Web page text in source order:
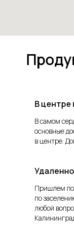
В центре
В самом
основные
в центре. Д
Пришлем
по
любой